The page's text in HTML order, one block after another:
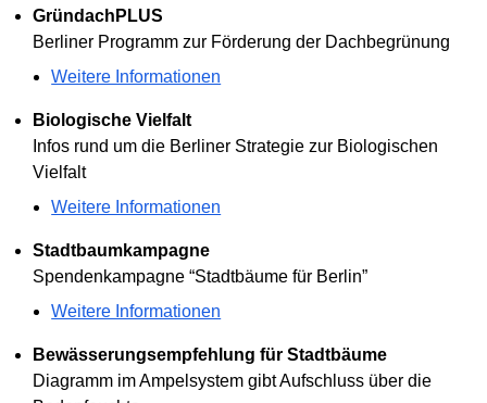
GründachPLUS
Berliner Programm zur Förderung der Dachbegrünung
Weitere Informationen
Biologische Vielfalt
Infos rund um die Berliner Strategie zur Biologischen
Vielfalt
Weitere Informationen
Stadtbaumkampagne
Spendenkampagne “Stadtbäume für Berlin”
Weitere Informationen
Bewässerungsempfehlung für Stadtbäume
Diagramm im Ampelsystem gibt Aufschluss über die